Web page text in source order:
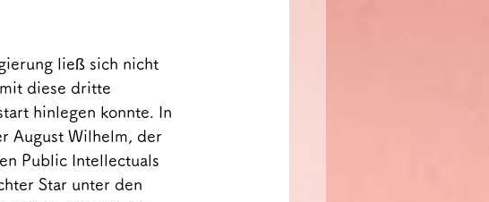
ließ sich nicht
diese dritte
hinlegen konnte. In
August Wilhelm, der
Public Intellectuals
Star unter den